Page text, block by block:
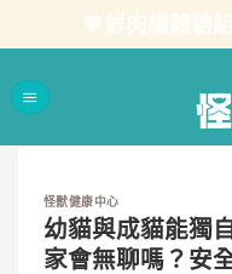
怪獸健康中心
幼貓與成貓能獨
家會無聊嗎？安